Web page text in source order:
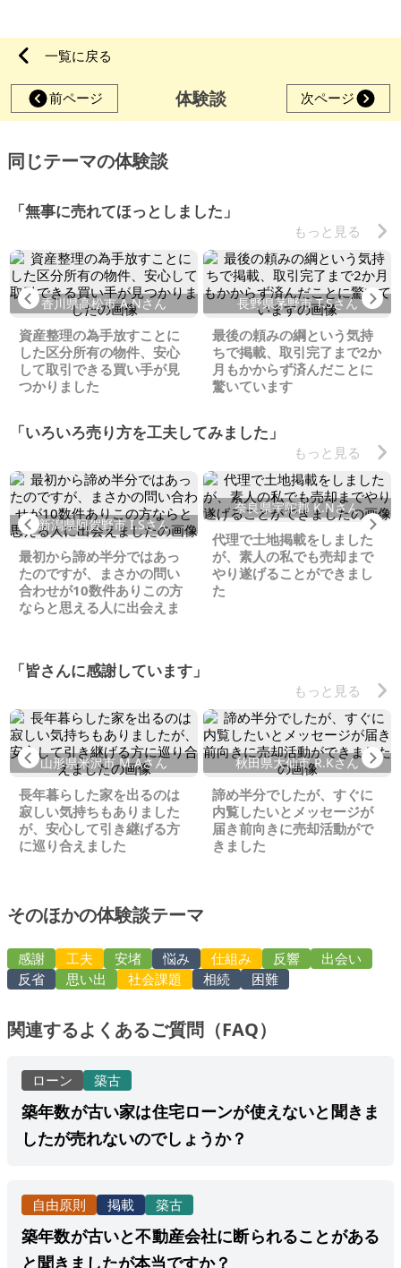
一覧に戻る
前ページ 体験談 次ページ
同じテーマの体験談
「無事に売れてほっとしました」
もっと見る
Previous
香川県高松市 A.Nさん
資産整理の為手放すことに
した区分所有の物件、安心
して取引できる買い手が見
つかりました
長野県茅野市 T.Sさん
最後の頼みの綱という気持
ちで掲載、取引完了まで2か
月もかからず済んだことに
驚いています
「いろいろ売り方を工夫してみました」
もっと見る
Previous
新潟県阿賀野市 I.Sさん
最初から諦め半分ではあっ
たのですが、まさかの問い
合わせが10数件ありこの方
ならと思える人に出会えま
奈良県宇陀郡 K.Nさん
代理で土地掲載をしました
が、素人の私でも売却まで
やり遂げることができまし
た
「皆さんに感謝しています」
もっと見る
Previous
山形県米沢市 M.Aさん
長年暮らした家を出るのは
寂しい気持ちもありました
が、安心して引き継げる方
に巡り合えました
秋田県大仙市 R.Kさん
諦め半分でしたが、すぐに
内覧したいとメッセージが
届き前向きに売却活動がで
きました
そのほかの体験談テーマ
感謝 工夫 安堵 悩み 仕組み 反響
出会い
反省
思い出 社会課題 相続 困難
関連するよくあるご質問（FAQ）
ローン 築古
築年数が古い家は住宅ローンが使えないと聞きま
したが売れないのでしょうか？
自由原則 掲載 築古
築年数が古いと不動産会社に断られることがある
と聞きましたが本当ですか？